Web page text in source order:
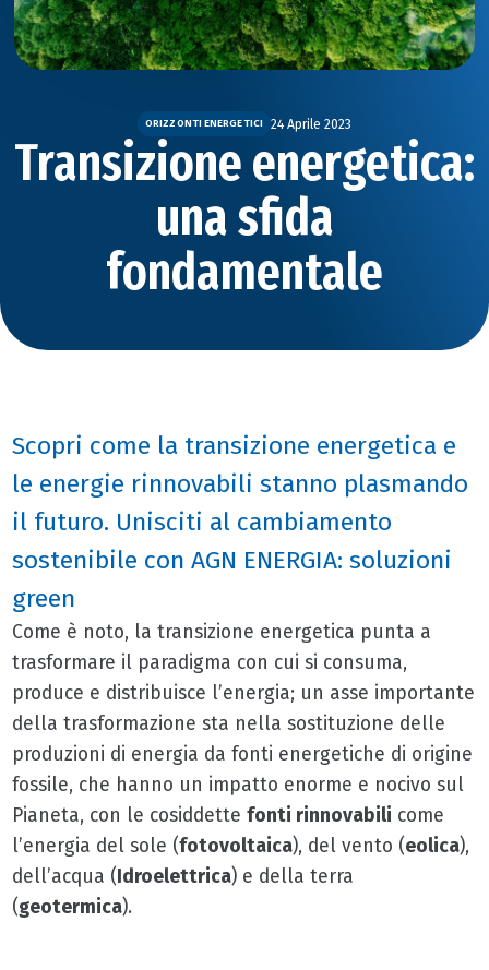
ORIZZONTI ENERGETICI 24 Aprile 2023
Transizione energetica:
una sfida
fondamentale
Scopri come la transizione energetica e
le energie rinnovabili stanno plasmando
il futuro. Unisciti al cambiamento
sostenibile con AGN ENERGIA: soluzioni
green
Come è noto, la transizione energetica punta a
trasformare il paradigma con cui si consuma,
produce e distribuisce l’energia; un asse importante
della trasformazione sta nella sostituzione delle
produzioni di energia da fonti energetiche di origine
fossile, che hanno un impatto enorme e nocivo sul
Pianeta, con le cosiddette fonti rinnovabili come
l’energia del sole (fotovoltaica), del vento (eolica),
dell’acqua (Idroelettrica) e della terra
(geotermica).